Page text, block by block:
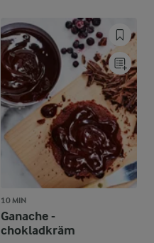
10 MIN
Ganache -
chokladkräm